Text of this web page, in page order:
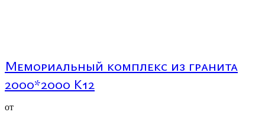
Мемориальный комплекс из гранита
2000*2000 К12
от